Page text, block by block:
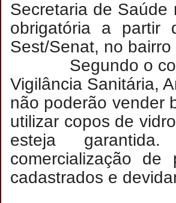
Secretaria de Saúde
obrigatória a partir
Sest/Senat, no
Segundo o
Vigilância Sanitária,
não poderão vender
utilizar copos de
esteja
comercialização
cadastrados e